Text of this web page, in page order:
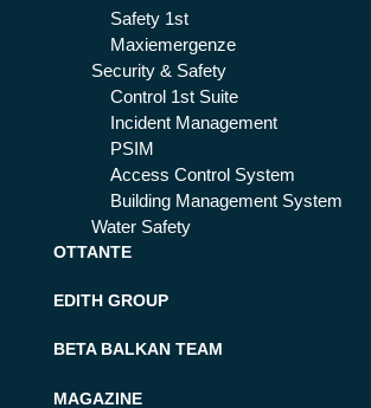
Safety 1st
Maxiemergenze
Security & Safety
Control 1st Suite
Incident Management
PSIM
Access Control System
Building Management System
Water Safety
OTTANTE
EDITH GROUP
BETA BALKAN TEAM
MAGAZINE